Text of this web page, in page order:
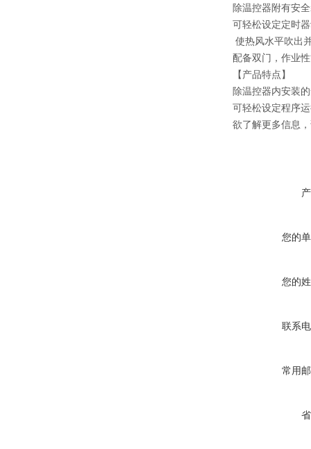
除温控器附有安
可轻松设定定时
使热风水平吹出
配备双门，作业
【产品特点】
除温控器内安装
可轻松设定程序
欲了解更多信息
您的
您的
联系
常用